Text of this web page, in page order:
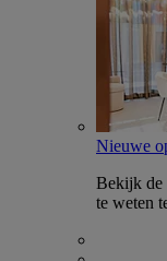
Nieuwe
Bekijk de
te weten